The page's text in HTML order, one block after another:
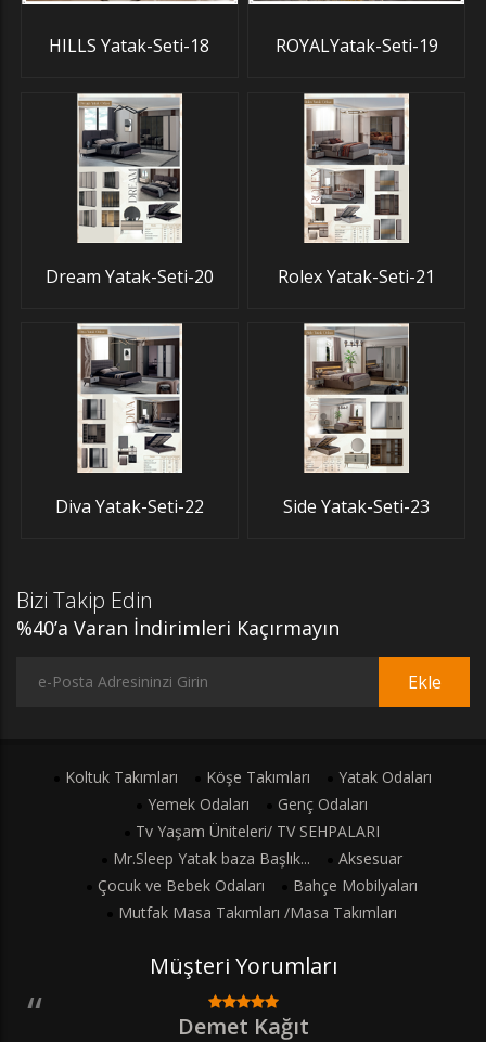
HILLS Yatak-Seti-18 ROYALYatak-Seti-19
Dream Yatak-Seti-20 Rolex Yatak-Seti-21
Diva Yatak-Seti-22 Side Yatak-Seti-23
Bizi Takip Edin
%40’a Varan İndirimleri Kaçırmayın
Ekle
Koltuk Takımları Köşe Takımları
Yatak Odaları
Yemek Odaları
Genç Odaları
Tv Yaşam Üniteleri/ TV SEHPALARI
Mr.Sleep Yatak baza Başlık...
Aksesuar
Çocuk ve Bebek Odaları
Bahçe Mobilyaları
Mutfak Masa Takımları /Masa Takımları
Müşteri Yorumları
Demet Kağıt